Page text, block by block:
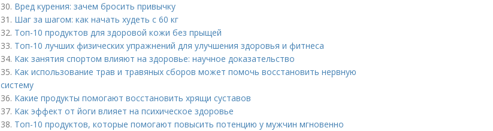
30. Вред курения: зачем бросить привычку
31. Шаг за шагом: как начать худеть с 60 кг
32. Топ-10 продуктов для здоровой кожи без прыщей
33. Топ-10 лучших физических упражнений для улучшения здоровья и фитнеса
34. Как занятия спортом влияют на здоровье: научное доказательство
35. Как использование трав и травяных сборов может помочь восстановить нервную
систему
36. Какие продукты помогают восстановить хрящи суставов
37. Как эффект от йоги влияет на психическое здоровье
38. Топ-10 продуктов, которые помогают повысить потенцию у мужчин мгновенно